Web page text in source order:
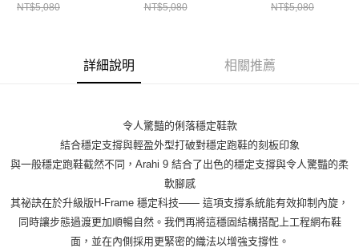
NT$5,080 NT$5,080 NT$5,080
詳細說明 相關推薦
令人驚豔的俐落穩定鞋款
結合穩定支撐與輕盈外型打破對穩定跑鞋的刻板印象
與一般穩定跑鞋截然不同，Arahi 9 結合了出色的穩定支撐與令人驚豔的柔
軟腳感
其祕訣在於升級版H-Frame 穩定科技—— 這項支撐系統能有效抑制內旋，
同時讓步態過渡更加順暢自然。我們再將這穩固結構搭配上工程網布鞋
面，並在內側採用更緊密的織法以增強支撐性。